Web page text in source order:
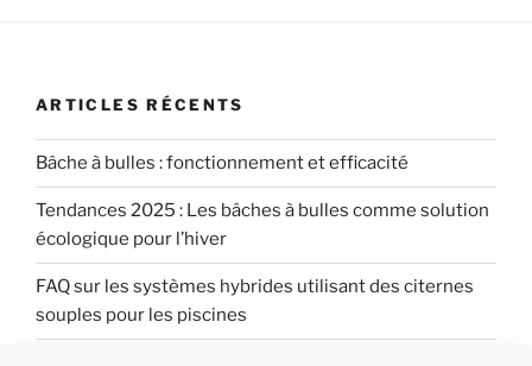
ARTICLES RÉCENTS
Bâche à bulles : fonctionnement et efficacité
Tendances 2025 : Les bâches à bulles comme solution
écologique pour l’hiver
FAQ sur les systèmes hybrides utilisant des citernes
souples pour les piscines